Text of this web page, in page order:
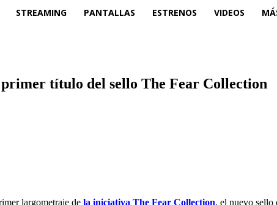
STREAMING PANTALLAS ESTRENOS VIDEOS
título del sello The Fear Collection
largometraje de la iniciativa The Fear Collection, el nuevo sello